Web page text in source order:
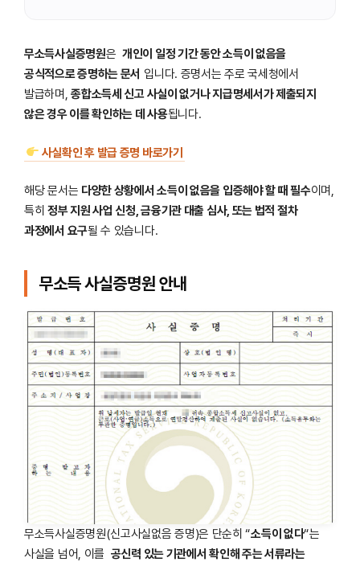
무소득사실증명원은 개인이 일정 기간 동안 소득이 없음을
공식적으로 증명하는 문서 입니다. 증명서는 주로 국세청에서
발급하며,종합소득세 신고 사실이 없거나 지급명세서가 제출되지
않은 경우 이를 확인하는 데 사용됩니다.
사실확인 후 발급 증명 바로가기
해당 문서는 다양한 상황에서 소득이 없음을 입증해야 할 때 필수이며,
특히정부 지원 사업 신청, 금융기관 대출 심사, 또는 법적 절차
과정에서 요구될 수 있습니다.
무소득 사실증명원 안내
무소득사실증명원(신고사실없음 증명)은 단순히 “소득이 없다“는
사실을 넘어, 이를 공신력 있는 기관에서 확인해 주는 서류라는